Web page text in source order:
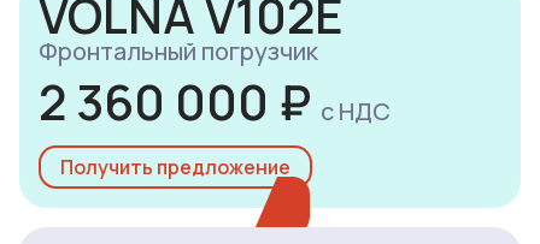
VOLNA V102E
Фронтальный погрузчик
2 360 000 ₽ с НДС
Получить предложение